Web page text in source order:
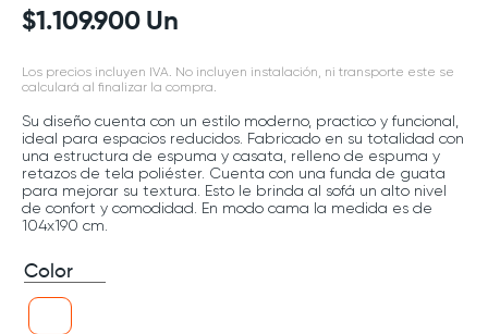
$1 .109.900 Un
Los precios incluyen IVA. No incluyen instalación, ni transporte este se
calculará al finalizar la compra.
Su diseño cuenta con un estilo moderno, practico y funcional,
ideal para espacios reducidos. Fabricado en su totalidad con
una estructura de espuma y casata, relleno de espuma y
retazos de tela poliéster. Cuenta con una funda de guata
para mejorar su textura. Esto le brinda al sofá un alto nivel
de confort y comodidad. En modo cama la medida es de
104x190 cm.
Color